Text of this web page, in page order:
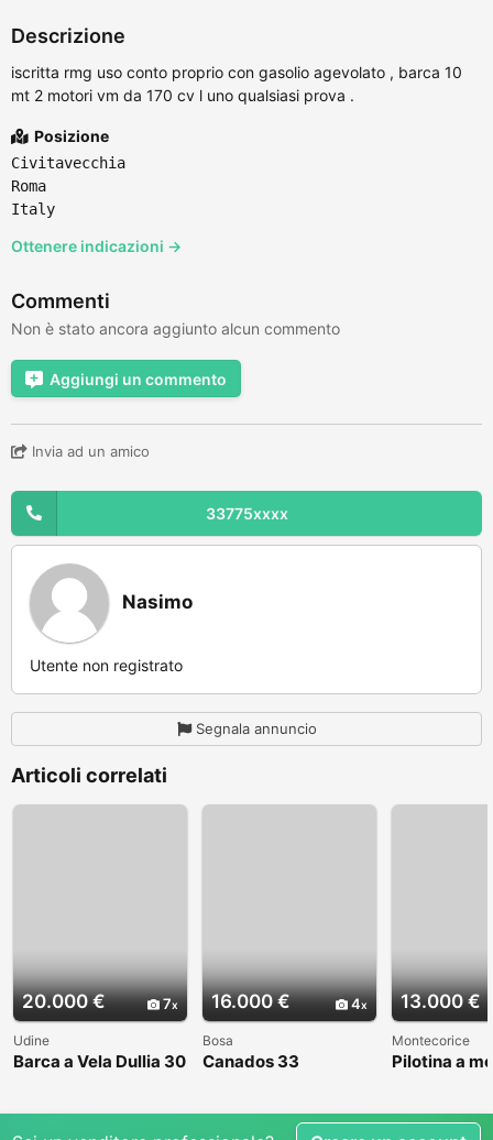
Descrizione
iscritta rmg uso conto proprio con gasolio agevolato , barca 10
mt 2 motori vm da 170 cv l uno qualsiasi prova .
Posizione
Civitavecchia
Roma
Italy
Ottenere indicazioni →
Commenti
Non è stato ancora aggiunto alcun commento
Aggiungi un commento
Invia ad un amico
33775xxxx
Nasimo
Utente non registrato
Segnala annuncio
Articoli correlati
20.000 € 7
Udine
Barca a Vela Dullia 30
16.000 € 4
Bosa
Canados 33
13.000 €
Montecorice
Pilotina a